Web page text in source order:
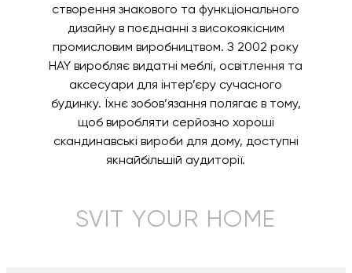
створення знакового та функціонального
дизайну в поєднанні з високоякісним
промисловим виробництвом. З 2002 року
HAY виробляє видатні меблі, освітлення та
аксесуари для інтер’єру сучасного
будинку. Їхнє зобов’язання полягає в тому,
щоб виробляти серйозно хороші
скандинавські вироби для дому, доступні
якнайбільшій аудиторії.
SVIT YOUR HOME